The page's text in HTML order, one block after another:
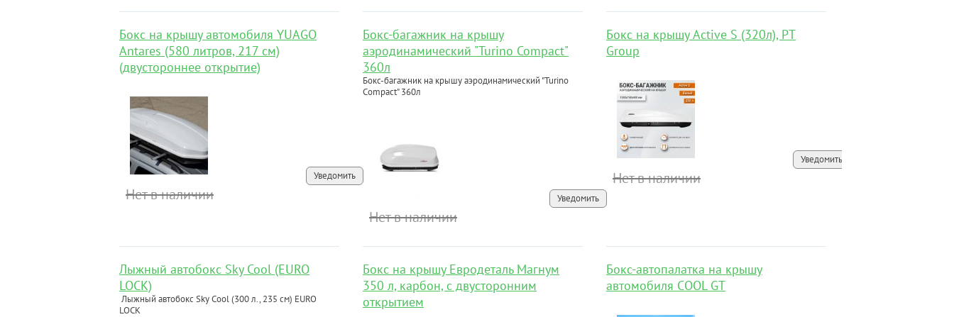
Бокс на крышу автомобиля YUAGO
Antares (580 литров, 217 см)
(двустороннее открытие)
Нет в наличии
Уведомить
Бокс-багажник на крышу
аэродинамический "Turino Compact"
360л
Бокс-багажник на крышу аэродинамический "Turino
Compact" 360л
Нет в наличии
Уведомить
Бокс на крышу Active S (320л), PT
Group
Нет в наличии
Уведомить
Лыжный автобокс Sky Cool (EURO
LOCK)
Лыжный автобокс Sky Cool (300 л., 235 см) EURO
LOCK
Бокс на крышу Евродеталь Магнум
350 л, карбон, с двусторонним
открытием
Бокс-автопалатка на крышу
автомобиля COOL GT